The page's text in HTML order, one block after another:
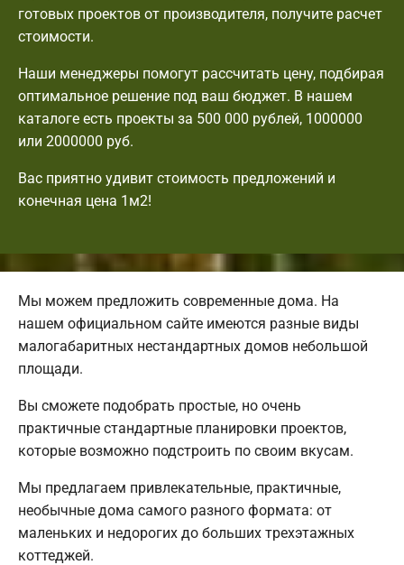
готовых проектов от производителя, получите расчет
стоимости.
Наши менеджеры помогут рассчитать цену, подбирая
оптимальное решение под ваш бюджет. В нашем
каталоге есть проекты за 500 000 рублей, 1000000
или 2000000 руб.
Вас приятно удивит стоимость предложений и
конечная цена 1м2!
Мы можем предложить современные дома. На
нашем официальном сайте имеются разные виды
малогабаритных нестандартных домов небольшой
площади.
Вы сможете подобрать простые, но очень
практичные стандартные планировки проектов,
которые возможно подстроить по своим вкусам.
Мы предлагаем привлекательные, практичные,
необычные дома самого разного формата: от
маленьких и недорогих до больших трехэтажных
коттеджей.